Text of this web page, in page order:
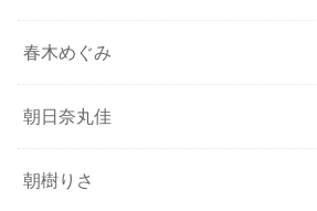
春木めぐみ
朝日奈丸佳
朝樹りさ